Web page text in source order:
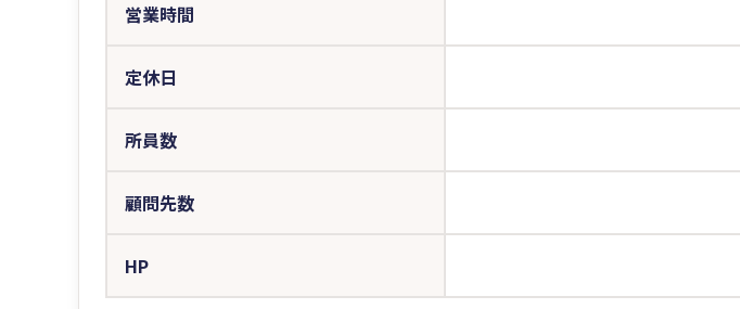
営業時間
定休日
所員数
顧問先数
HP